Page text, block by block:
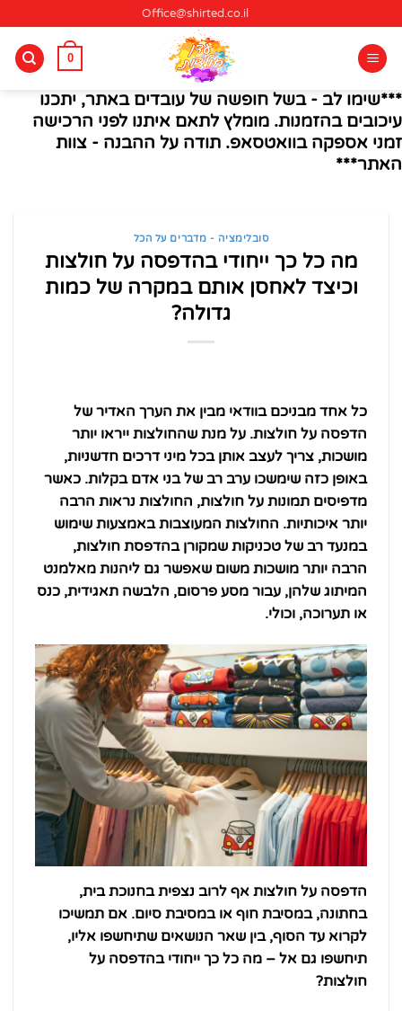
to
content
Office@shirted.co.il
0
***שימו לב - בשל חופשה של עובדים באתר, יתכנו
עיכובים בהזמנות. מומלץ לתאם איתנו לפני הרכישה
זמני אספקה בוואטסאפ. תודה על ההבנה - צוות
האתר***
סובלימציה - מדברים על הכל
מה כל כך ייחודי בהדפסה על חולצות
וכיצד לאחסן אותם במקרה של כמות
גדולה?
כל אחד מבניכם בוודאי מבין את הערך האדיר של
הדפסה על חולצות. על מנת שהחולצות ייראו יותר
מושכות, צריך לעצב אותן בכל מיני דרכים חדשניות,
באופן כזה שימשכו ערב רב של בני אדם בקלות. כאשר
מדפיסים תמונות על חולצות, החולצות נראות הרבה
יותר איכותיות. החולצות המעוצבות באמצעות שימוש
במנעד רב של טכניקות שמקורן בהדפסת חולצות,
הרבה יותר מושכות משום שאפשר גם ליהנות מאלמנט
המיתוג שלהן, עבור מסע פרסום, הלבשה תאגידית, כנס
או תערוכה, וכולי.
הדפסה על חולצות אף לרוב נצפית בחנוכת בית,
בחתונה, במסיבת חוף או במסיבת סיום. אם תמשיכו
לקרוא עד הסוף, בין שאר הנושאים שתיחשפו אליו,
תיחשפו גם אל – מה כל כך ייחודי בהדפסה על
חולצות?